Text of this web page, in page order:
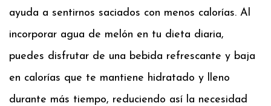
ayuda a sentirnos saciados con menos calorías. Al
incorporar agua de melón en tu dieta diaria,
puedes disfrutar de una bebida refrescante y baja
en calorías que te mantiene hidratado y lleno
durante más tiempo, reduciendo así la necesidad